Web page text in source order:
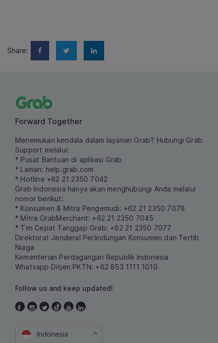
Share:
Forward Together
Menemukan kendala dalam layanan Grab? Hubungi Grab
Support melalui:
* Pusat Bantuan di aplikasi Grab
* Laman: help.grab.com
* Hotline +62 21 2350 7042
Grab Indonesia hanya akan menghubungi Anda melalui
nomor berikut:
* Konsumen & Mitra Pengemudi: +62 21 2350 7078
* Mitra GrabMerchant: +62 21 2350 7045
* Tim Cepat Tanggap Grab: +62 21 2350 7077
Direktorat Jenderal Perlindungan Konsumen dan Tertib
Niaga
Kementerian Perdagangan Republik Indonesia
Whatsapp Ditjen PKTN: +62 853 1111 1010
Follow us and keep updated!
Indonesia